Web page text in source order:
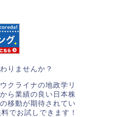
りませんか？
クライナの地政学リ
ら業績の良い日本株
移動が期待されてい
でお試しできます！